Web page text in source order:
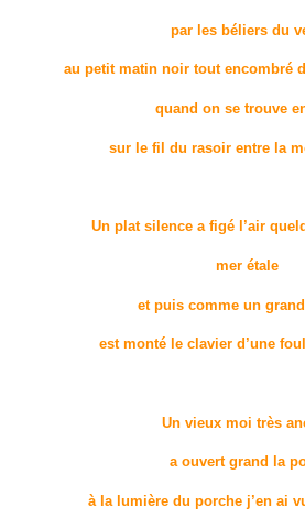
par les béliers du
au petit matin noir tout encombré
quand on se trouve
sur le fil du rasoir entre la
Un plat silence a figé l’air
mer étale
et puis comme un
est monté le clavier d’une
Un vieux moi très
a ouvert grand la
à la lumière du porche j’en ai